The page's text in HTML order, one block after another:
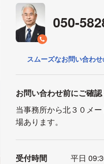
050-
スムーズなお問い合わ
お問い合わせ前にご確
当事務所から北３０メ
場あります。
受付時間 平日